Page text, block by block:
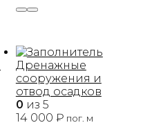
Дренажные
сооружения и
отвод осадков
0 из 5
14 000 ₽ пог. м